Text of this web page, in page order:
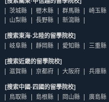
茨城縣
櫪木縣 群馬縣 崎玉縣
山梨縣
長野縣 新瀉縣
[搜索東海·北陸的留學院校]
岐阜縣
靜岡縣 愛知縣 三重縣
[搜索近畿的留學院校]
滋賀縣
京都府 大阪府 兵庫縣
[搜索中國·四國的留學院校]
鳥取縣
島根縣 岡山縣 廣島縣